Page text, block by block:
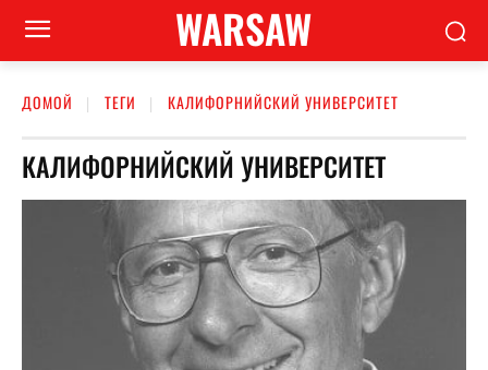
WARSAW
ДОМОЙ ТЕГИ КАЛИФОРНИЙСКИЙ УНИВЕРСИТЕТ
КАЛИФОРНИЙСКИЙ УНИВЕРСИТЕТ